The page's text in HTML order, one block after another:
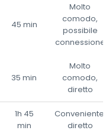
45 min
Molto
comodo,
possibile
connessione
35 min
Molto
comodo,
diretto
1h 45
min
Conveniente,
diretto